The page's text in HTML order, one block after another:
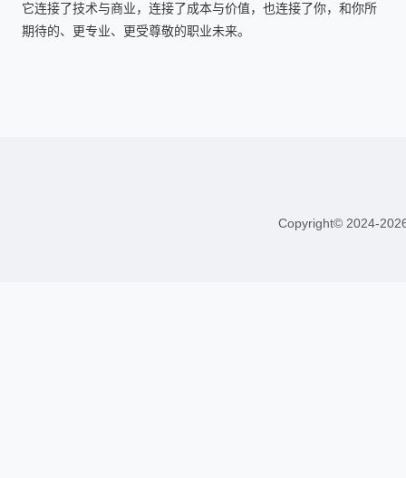
它连接了技术与商业，连接了成本与价值，也连接了你，和你所
期待的、更专业、更受尊敬的职业未来。
Copyright© 2024-